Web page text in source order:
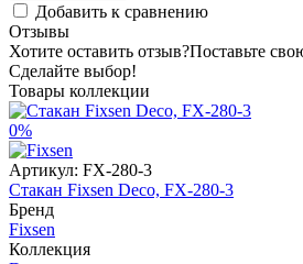
Добавить к сравнению
Отзывы
Хотите оставить отзыв?Поставьте
Сделайте выбор!
Товары коллекции
0%
Артикул: FX-280-3
Стакан Fixsen Deco, FX-280-3
Бренд
Fixsen
Коллекция